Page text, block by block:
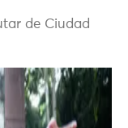
de Ciudad